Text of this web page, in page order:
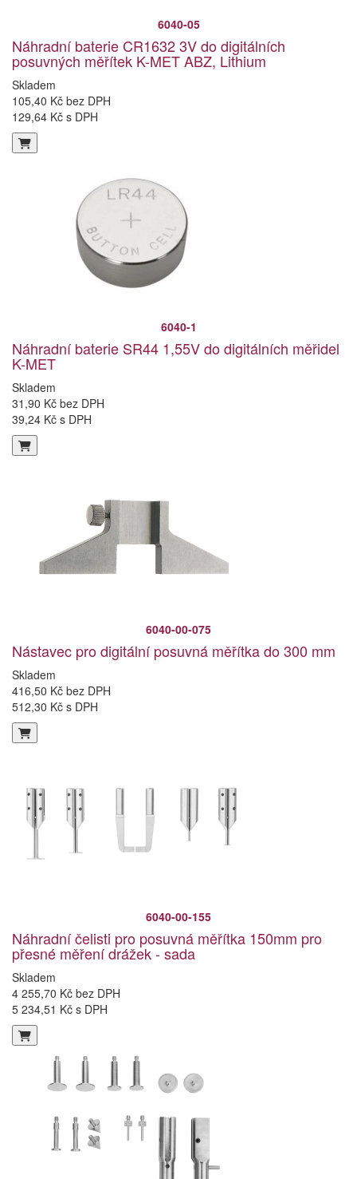
6040-05
Náhradní baterie CR1632 3V do digitálních
posuvných měřítek K-MET ABZ, Lithium
Skladem
105,40 Kč bez DPH
129,64 Kč s DPH
6040-1
Náhradní baterie SR44 1,55V do digitálních měřidel
K-MET
Skladem
31,90 Kč bez DPH
39,24 Kč s DPH
6040-00-075
Nástavec pro digitální posuvná měřítka do 300 mm
Skladem
416,50 Kč bez DPH
512,30 Kč s DPH
6040-00-155
Náhradní čelisti pro posuvná měřítka 150mm pro
přesné měření drážek - sada
Skladem
4 255,70 Kč bez DPH
5 234,51 Kč s DPH